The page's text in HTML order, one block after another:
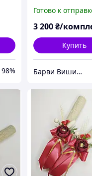
98%
дерево жизни
кружево
Готово к
3 200₴/
Купить
Барви Вишивки